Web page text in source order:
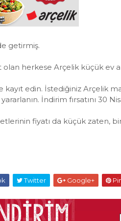
getirmiş.
olan herkese Arçelik küçük ev
edin. İstediğiniz Arçelik
İndirim fırsatını 30
fiyatı da küçük zaten,
Twitter Google+